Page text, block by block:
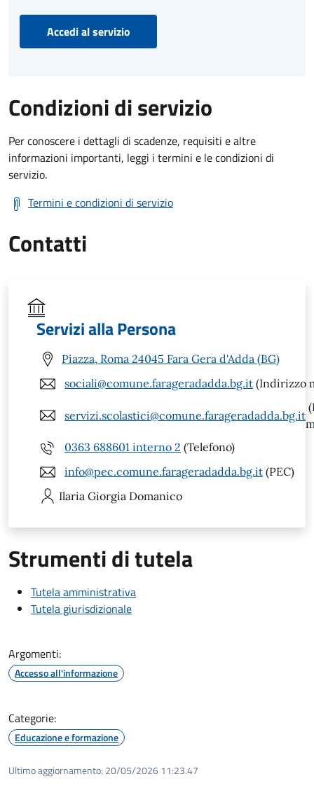
Accedi al servizio
Condizioni di servizio
Per conoscere i dettagli di scadenze, requisiti e altre
informazioni importanti, leggi i termini e le condizioni di
servizio.
Termini e condizioni di servizio
Contatti
Servizi alla Persona
Piazza, Roma 24045 Fara Gera d'Adda (BG)
sociali@comune.farageradadda.bg.it (Indirizzo
servizi.scolastici@comune.farageradadda.bg.it
0363 688601 interno 2 (Telefono)
info@pec.comune.farageradadda.bg.it (PEC)
Ilaria Giorgia Domanico
Strumenti di tutela
Tutela amministrativa
Tutela giurisdizionale
Argomenti:
Accesso all'informazione
Categorie:
Educazione e formazione
Ultimo aggiornamento: 20/05/2026 11:23.47